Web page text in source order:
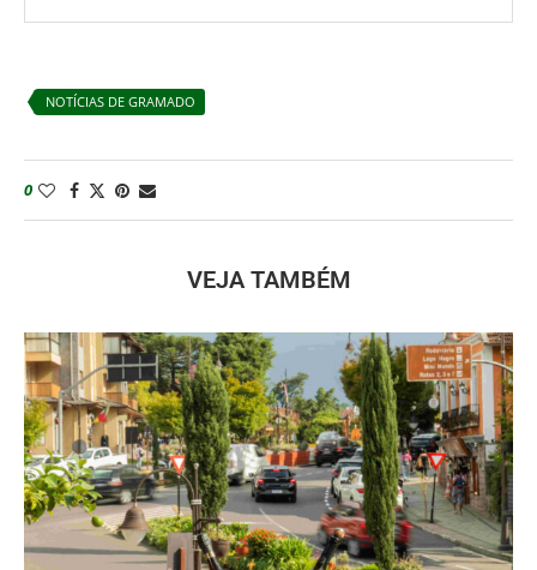
NOTÍCIAS DE GRAMADO
0
VEJA TAMBÉM